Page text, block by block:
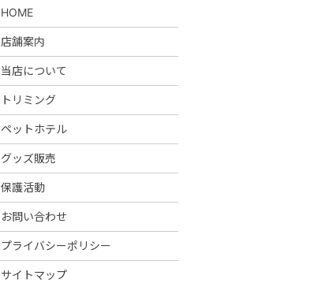
HOME
店舗案内
当店について
トリミング
ペットホテル
グッズ販売
保護活動
お問い合わせ
プライバシーポリシー
サイトマップ